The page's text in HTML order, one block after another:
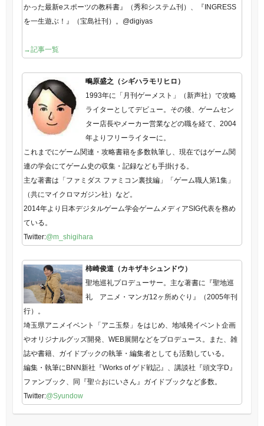
かった最新eスポーツの教科書』（秀和システム刊）、『INGRESS
を一生遊ぶ！』（宝島社刊）。@digiyas
→記事一覧
鴫原盛之（シギハラモリヒロ）
1993年に「月刊ゲーメスト」（新声社）で攻略
ライターとしてデビュー。その後、ゲームセン
ター店長やメーカー営業などの職を経て、2004
年よりフリーライターに。
これまでにゲーム関連・攻略書籍を多数執筆し、現在ではゲーム関
連の学会にてゲーム史の収集・記録なども手掛ける。
主な著書は「ファミダス ファミコン裏技編」「ゲーム職人第1集」
（共にマイクロマガジン社）など。
2014年より日本デジタルゲーム学会ゲームメディアSIG代表を務め
ている。
Twitter:@m_shigihara
柿崎俊道（カキザキシュンドウ）
聖地巡礼プロデューサー。主な著書に『聖地巡
礼 アニメ・マンガ12ヶ所めぐり』（2005年刊
行）。
埼玉県アニメイベント「アニ玉祭」をはじめ、地域発イベント企画
やオリジナルグッズ開発、WEB展開などをプロデュース。また、雑
誌や書籍、ガイドブックの執筆・編集者としても活動している。
編集・執筆にBNN新社『Works of ゲド戦記』、講談社『頭文字D』
ファンブック、同『聖☆おにいさん』ガイドブックなど多数。
Twitter:@Syundow